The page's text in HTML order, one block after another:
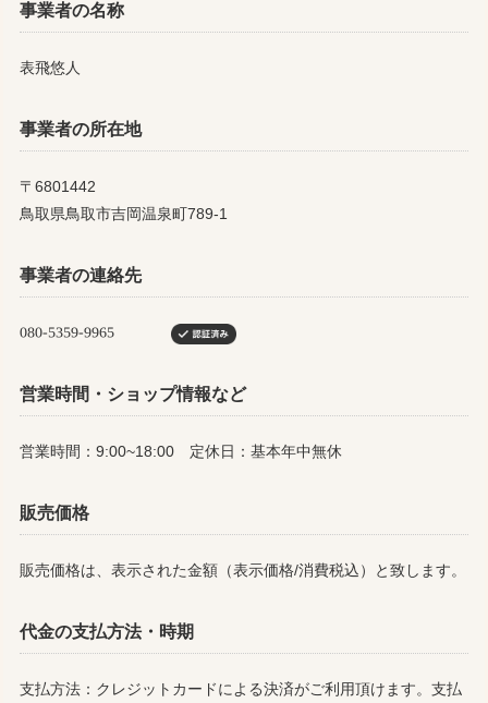
事業者の名称
表飛悠人
事業者の所在地
〒6801442
鳥取県鳥取市吉岡温泉町789-1
事業者の連絡先
営業時間・ショップ情報など
営業時間：9:00~18:00 定休日：基本年中無休
販売価格
販売価格は、表示された金額（表示価格/消費税込）と致します。
代金の支払方法・時期
支払方法：クレジットカードによる決済がご利用頂けます。支払